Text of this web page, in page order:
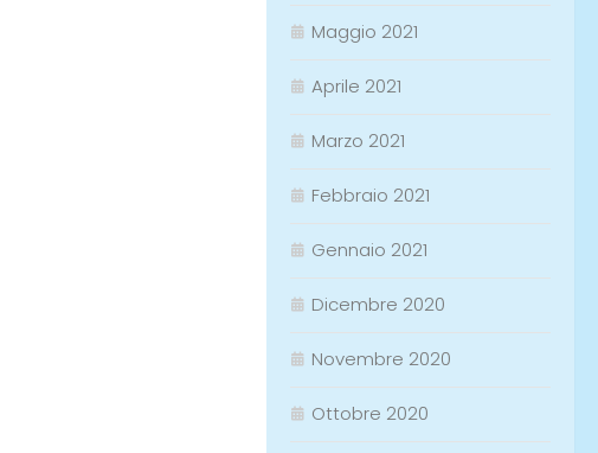
Maggio 2021
Aprile 2021
Marzo 2021
Febbraio 2021
Gennaio 2021
Dicembre 2020
Novembre 2020
Ottobre 2020